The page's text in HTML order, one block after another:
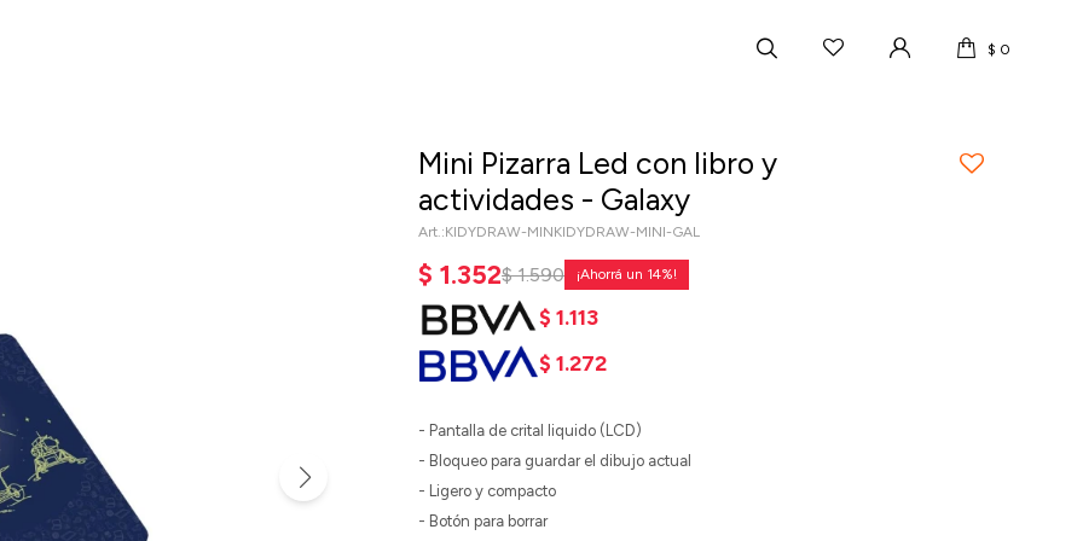
$ 0
Mini Pizarra Led con libro y
actividades - Galaxy
KIDYDRAW-MINKIDYDRAW-MINI-GAL
$ 1.352$ 1.590 14
$ 1.113
$ 1.272
- Pantalla de crital liquido (LCD)
- Bloqueo para guardar el dibujo actual
- Ligero y compacto
- Botón para borrar